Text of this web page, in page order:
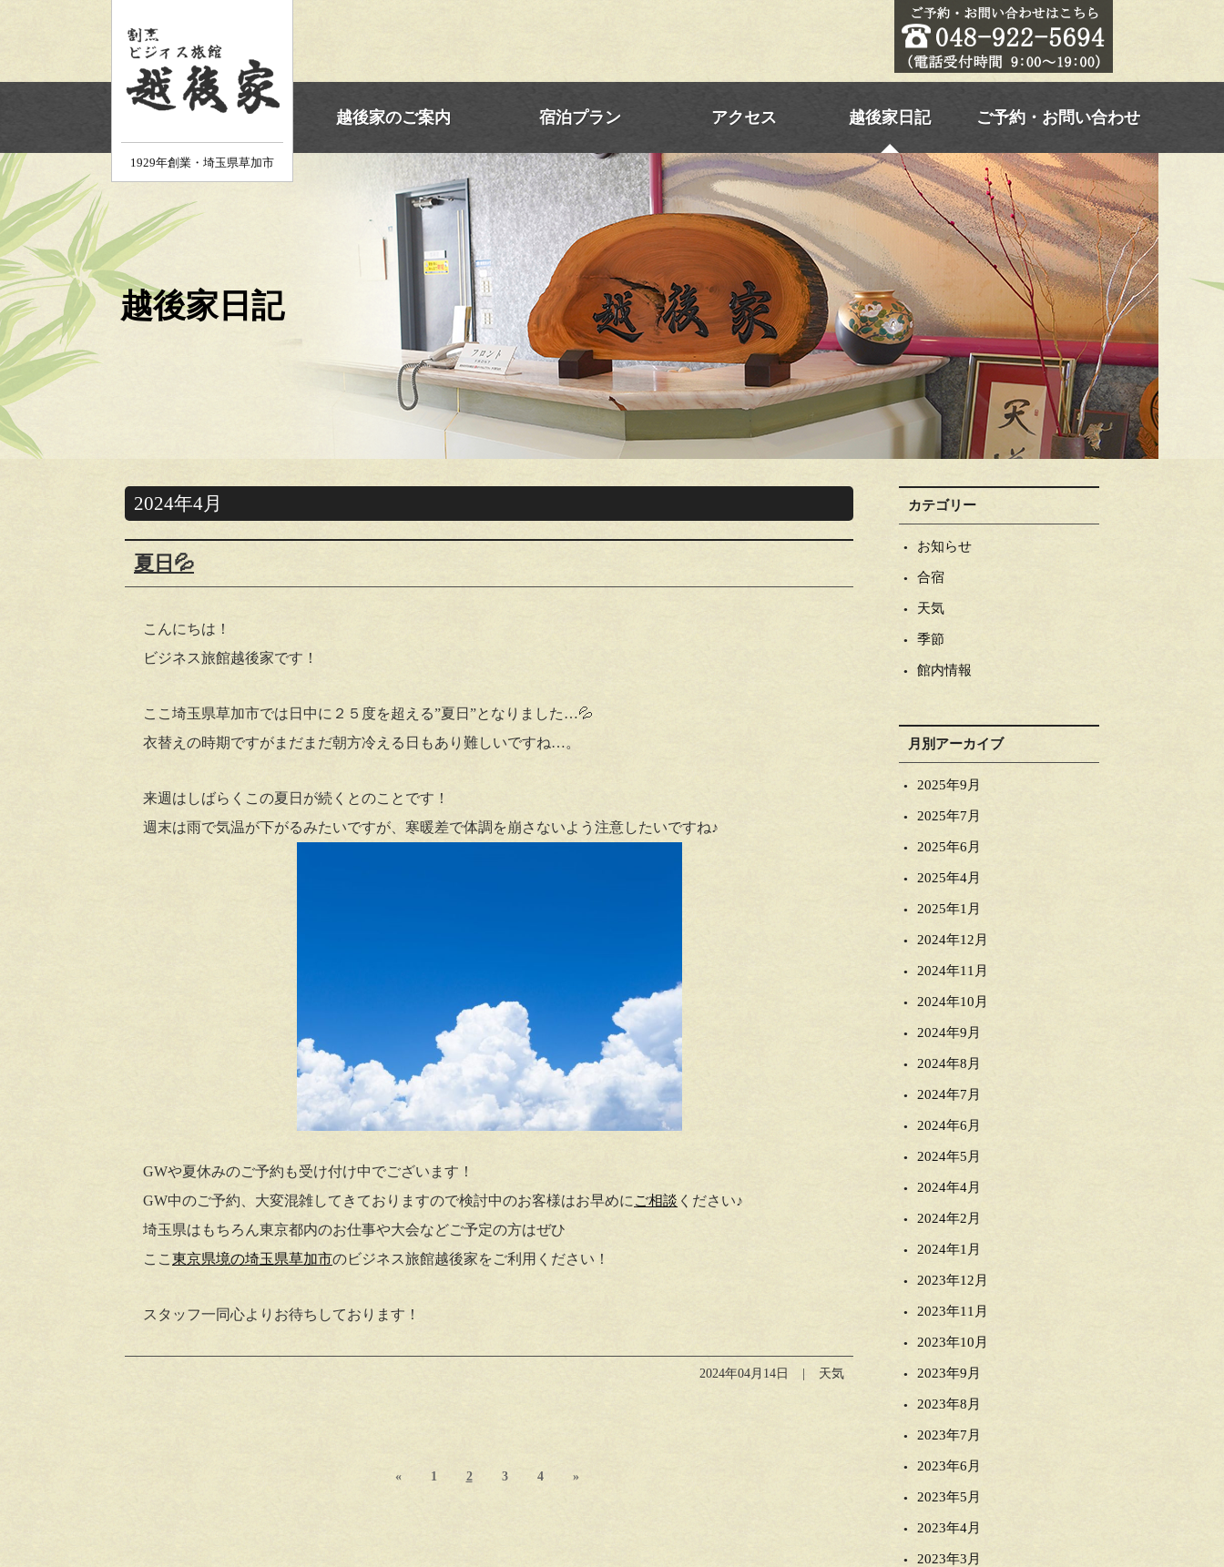
1929年創業・埼玉県草加市
越後家のご案内 宿泊プラン アクセス 越後家日記 ご予約・お問い合わせ
越後家日記
2024年4月
夏日💦
こんにちは！
ビジネス旅館越後家です！
ここ埼玉県草加市では日中に２５度を超える”夏日”となりました…💦
衣替えの時期ですがまだまだ朝方冷える日もあり難しいですね…。
来週はしばらくこの夏日が続くとのことです！
週末は雨で気温が下がるみたいですが、寒暖差で体調を崩さないよう注意したいですね♪
GWや夏休みのご予約も受け付け中でございます！
GW中のご予約、大変混雑してきておりますので検討中のお客様はお早めに ご相談 ください♪
埼玉県はもちろん東京都内のお仕事や大会などご予定の方はぜひ
ここ 東京県境の埼玉県草加市のビジネス旅館越後家をご利用ください！
スタッフ一同心よりお待ちしております！
2024年04月14日 天気
« 1 2 3 4 »
カテゴリー
お知らせ
合宿
天気
季節
館内情報
月別アーカイブ
2025年9月
2025年7月
2025年6月
2025年4月
2025年1月
2024年12月
2024年11月
2024年10月
2024年9月
2024年8月
2024年7月
2024年6月
2024年5月
2024年4月
2024年2月
2024年1月
2023年12月
2023年11月
2023年10月
2023年9月
2023年8月
2023年7月
2023年6月
2023年5月
2023年4月
2023年3月